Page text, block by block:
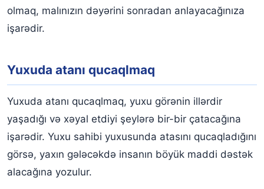
Yuxuda atasının əlini öpmək
Yuxuda ata evinə köçmək
Yuxuda ata ilə zina etmək
Yuxuda atanızla birlikdə maşına mindiyinizi görmək
Yuxuda ata ilə qeybət etmək
Yuxuda atanızın güldüyünü görmək
Yuxuda ölən atasını xəstə görmək
olmaq, malınızın dəyərini sonradan anlayacağınıza
işarədir.
Yuxuda atanı qucaqlmaq
Yuxuda atanı qucaqlmaq, yuxu görənin illərdir
yaşadığı və xəyal etdiyi şeylərə bir-bir çatacağına
işarədir. Yuxu sahibi yuxusunda atasını qucaqladığını
görsə, yaxın gələcəkdə insanın böyük maddi dəstək
alacağına yozulur.